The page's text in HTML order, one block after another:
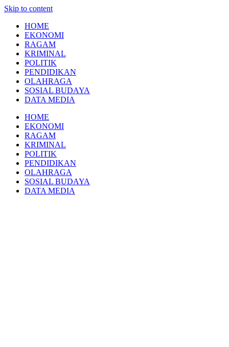
Skip to content
HOME
EKONOMI
RAGAM
KRIMINAL
POLITIK
PENDIDIKAN
OLAHRAGA
SOSIAL BUDAYA
DATA MEDIA
HOME
EKONOMI
RAGAM
KRIMINAL
POLITIK
PENDIDIKAN
OLAHRAGA
SOSIAL BUDAYA
DATA MEDIA